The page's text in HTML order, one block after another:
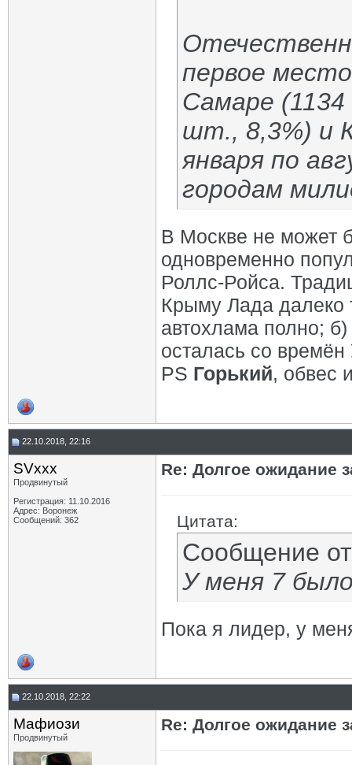
первое
Самаре
шт., 8,3%) и
января по
городам
В Москве не может
одновременно
Роллс-Ройса.
Крыму Лада далеко
автохлама полно;
осталась со
PS Горький, обвес
22.10.2018, 22:16
SVxxx
Продвинутый
Регистрация: 11.10.2016
Адрес: Воронеж
Сообщений: 362
Re: Долгое ожидание
Цитата:
Сообщение
У меня 7
Пока я лидер, у
22.10.2018, 22:22
Мафиози
Продвинутый
Re: Долгое ожидание